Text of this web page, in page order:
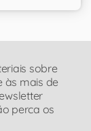
sobre
às mais de
perca os